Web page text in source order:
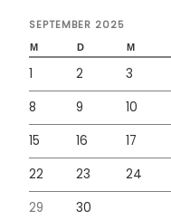
SEPTEMBER 2025
M D M
1 2 3
8
9 10
15
16 17
22
23 24
29
30